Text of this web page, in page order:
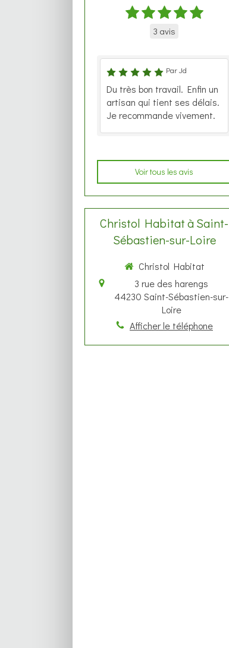
3 avis
Par Jd
Du très bon travail. Enfin un
artisan qui tient ses délais.
Je recommande vivement.
Voir tous les avis
Christol Habitat à Saint-
Sébastien-sur-Loire
Christol Habitat
3 rue des harengs
44230 Saint-Sébastien-sur-
Loire
Afficher le téléphone